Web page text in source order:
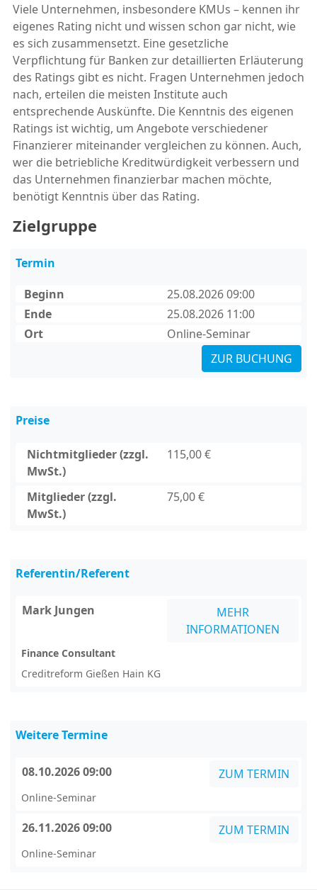
Viele Unternehmen, insbesondere KMUs – kennen ihr
eigenes Rating nicht und wissen schon gar nicht, wie
es sich zusammensetzt. Eine gesetzliche
Verpflichtung für Banken zur detaillierten Erläuterung
des Ratings gibt es nicht. Fragen Unternehmen jedoch
nach, erteilen die meisten Institute auch
entsprechende Auskünfte. Die Kenntnis des eigenen
Ratings ist wichtig, um Angebote verschiedener
Finanzierer miteinander vergleichen zu können. Auch,
wer die betriebliche Kreditwürdigkeit verbessern und
das Unternehmen finanzierbar machen möchte,
benötigt Kenntnis über das Rating.
Zielgruppe
Termin
Beginn
25.08.2026 09:00
Ende
25.08.2026 11:00
Ort
Online-Seminar
ZUR BUCHUNG
Preise
Nichtmitglieder (zzgl.
MwSt.)
115,00 €
Mitglieder (zzgl.
MwSt.)
75,00 €
Referentin/Referent
Mark Jungen
MEHR
INFORMATIONEN
Finance Consultant
Creditreform Gießen Hain KG
Weitere Termine
08.10.2026 09:00 ZUM TERMIN
Online-Seminar
26.11.2026 09:00 ZUM TERMIN
Online-Seminar